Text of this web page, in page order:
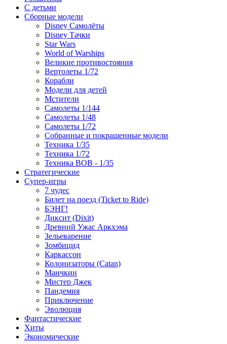
С детьми
Сборные модели
Disney Самолёты
Disney Тачки
Star Wars
World of Warships
Великие противостояния
Вертолеты 1/72
Корабли
Модели для детей
Мстители
Самолеты 1/144
Самолеты 1/48
Самолеты 1/72
Собранные и покрашенные модели
Техника 1/35
Техника 1/72
Техника ВОВ - 1/35
Стратегические
Супер-игры
7 чудес
Билет на поезд (Ticket to Ride)
БЭНГ!
Диксит (Dixit)
Древний Ужас Аркхэма
Зельеварение
Зомбицид
Каркассон
Колонизаторы (Catan)
Манчкин
Мистер Джек
Пандемия
Приключение
Эволюция
Фантастические
Хиты
Экономические